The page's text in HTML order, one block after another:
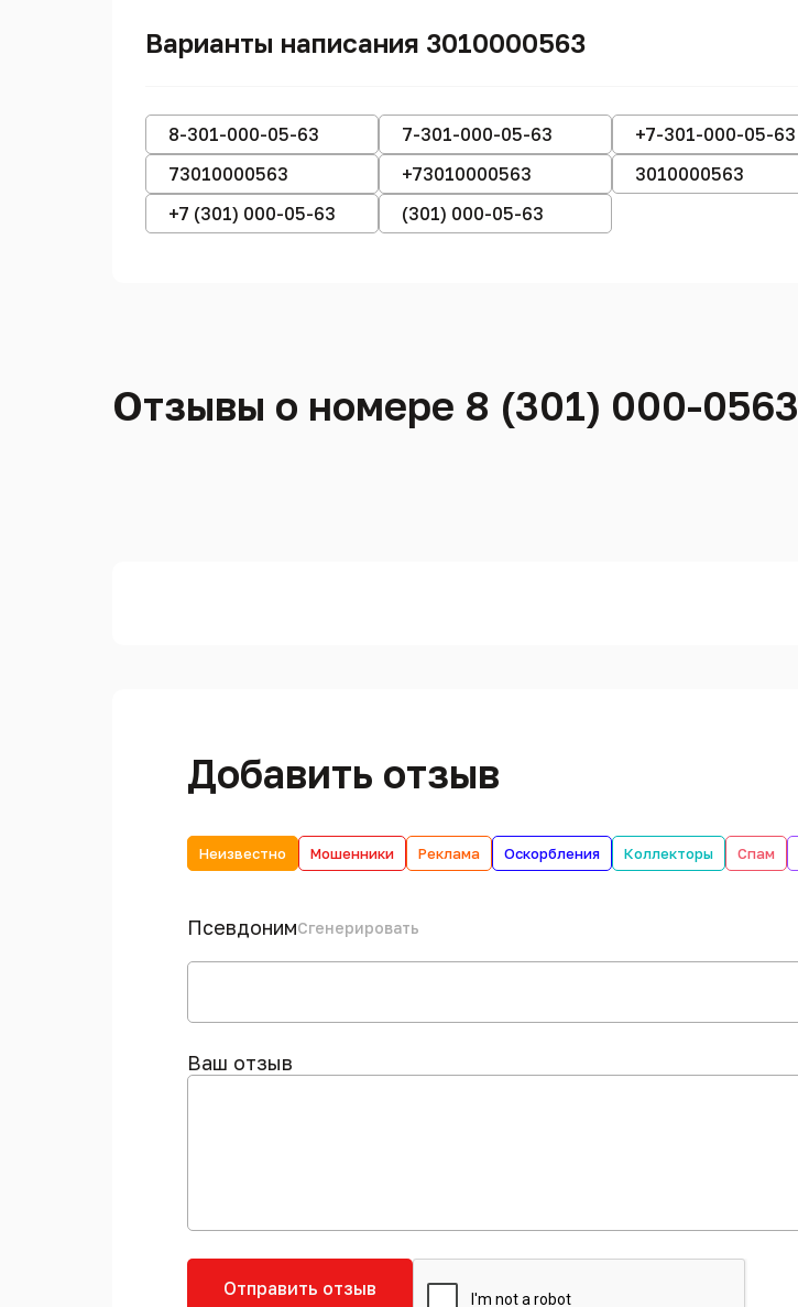
Варианты написания 3010000563
8-301-000-05-63 7-301-000-05-63 +7-301-000-05-63
73010000563
+73010000563 3010000563
+7 (301) 000-05-63
(301) 000-05-63
Отзывы о номере 8 (301) 000-0563
Добавить отзыв
Неизвестно Мошенники Реклама Оскорбления Коллекторы Спам
ПсевдонимСгенерировать
Ваш отзыв
Отправить отзыв